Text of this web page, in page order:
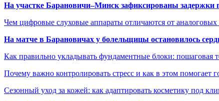
На участке Барановичи–Минск зафиксированы задержки
Чем цифровые слуховые аппараты отличаются от аналоговых
На матче в Барановичах у болельщицы остановилось
Как правильно укладывать фундаментные блоки: пошаговая
Почему важно контролировать стресс и как в этом помогает
Сезонный уход за кожей: как адаптировать косметику под